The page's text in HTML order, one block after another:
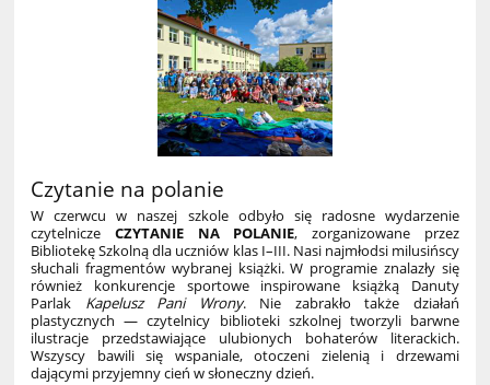
Czytanie na polanie
W czerwcu w naszej szkole odbyło się radosne wydarzenie
czytelnicze CZYTANIE NA POLANIE, zorganizowane przez
Bibliotekę Szkolną dla uczniów klas I–III. Nasi najmłodsi milusińscy
słuchali fragmentów wybranej książki. W programie znalazły się
również konkurencje sportoweinspirowane książką Danuty
Parlak Kapelusz Pani Wrony. Nie zabrakło także działań
plastycznych — czytelnicy biblioteki szkolnej tworzyli barwne
ilustracje przedstawiające ulubionych bohaterów literackich.
Wszyscy bawili się wspaniale, otoczeni zielenią i drzewami
dającymi przyjemny cień w słoneczny dzień.